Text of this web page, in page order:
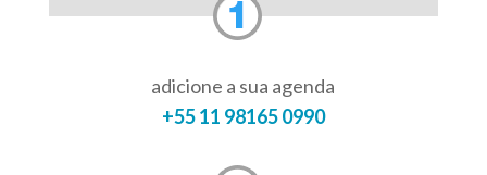
adicione a sua agenda
+55 11 98165 0990